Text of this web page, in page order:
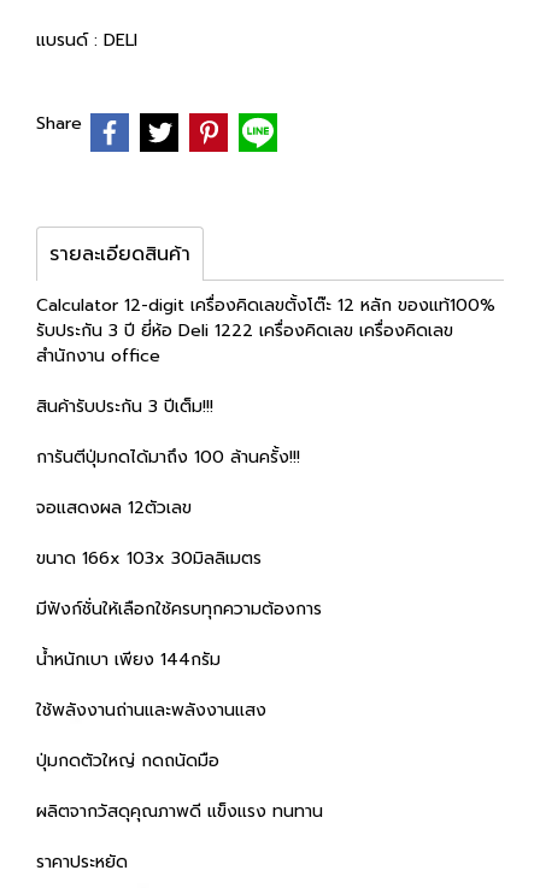
แบรนด์ : DELI
Share
รายละเอียดสินค้า
Calculator 12-digit เครื่องคิดเลขตั้งโต๊ะ 12 หลัก ของแท้100%
รับประกัน 3 ปี ยี่ห้อ Deli 1222 เครื่องคิดเลข เครื่องคิดเลข
สำนักงาน office
สินค้ารับประกัน 3 ปีเต็ม!!!
การันตีปุ่มกดได้มาถึง 100 ล้านครั้ง!!!
จอแสดงผล 12ตัวเลข
ขนาด 166x 103x 30มิลลิเมตร
มีฟังก์ชั่นให้เลือกใช้ครบทุกความต้องการ
น้ำหนักเบา เพียง 144กรัม
ใช้พลังงานถ่านและพลังงานแสง
ปุ่มกดตัวใหญ่ กดถนัดมือ
ผลิตจากวัสดุคุณภาพดี แข็งแรง ทนทาน
ราคาประหยัด